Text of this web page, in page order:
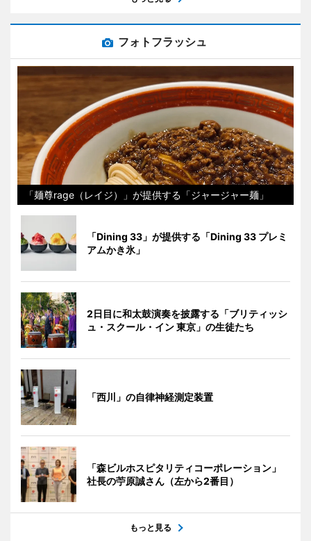
フォトフラッシュ
「麺尊rage（レイジ）」が提供する「ジャージャー麺」
「Dining 33」が提供する「Dining 33 プレミ
アムかき氷」
2日目に和太鼓演奏を披露する「ブリティッシ
ュ・スクール・イン 東京」の生徒たち
「西川」の自律神経測定装置
「森ビルホスピタリティコーポレーション」
社長の苧原誠さん（左から2番目）
もっと見る